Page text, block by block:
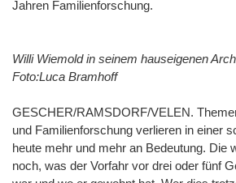
Jahren Familienforschung.
Willi Wiemold in seinem hauseigenen
Foto:Luca Bramhoff
GESCHER/RAMSDORF/VELEN.
und Familienforschung verlieren in einer
heute mehr und mehr an Bedeutung. Die
noch, was der Vorfahr vor drei oder fünf